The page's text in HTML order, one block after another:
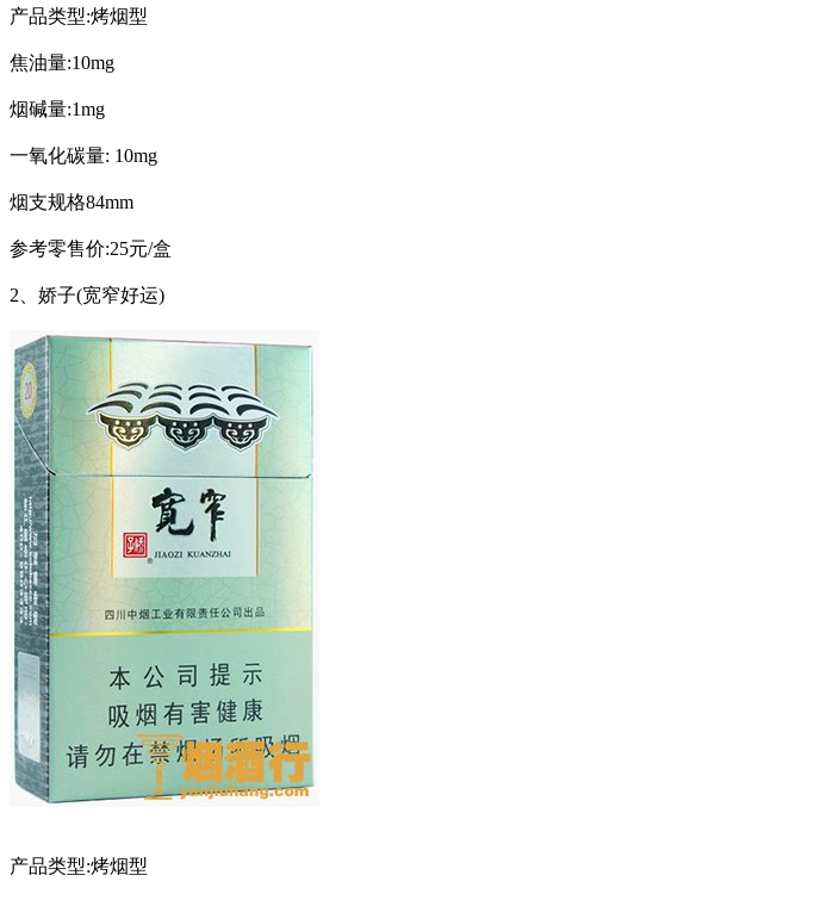
产品类型:烤烟型
焦油量:10mg
烟碱量:1mg
一氧化碳量: 10mg
烟支规格84mm
参考零售价:25元/盒
2、娇子(宽窄好运)
产品类型:烤烟型